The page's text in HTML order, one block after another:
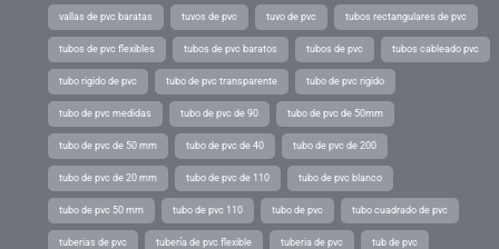
vallas de pvc baratas tuvos de pvc tuvo de pvc tubos rectangulares de pvc
tubos de pvc flexibles tubos de pvc baratos tubos de pvc tubos cableado pvc
tubo rigido de pvc tubo de pvc transparente tubo de pvc rigido
tubo de pvc medidas tubo de pvc de 90 tubo de pvc de 50mm
tubo de pvc de 50 mm tubo de pvc de 40 tubo de pvc de 200
tubo de pvc de 20 mm tubo de pvc de 110 tubo de pvc blanco
tubo de pvc 50 mm tubo de pvc 110 tubo de pvc tubo cuadrado de pvc
tuberias de pvc tubería de pvc flexible tuberia de pvc tub de pvc